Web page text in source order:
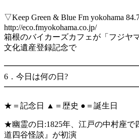
▽Keep Green & Blue Fm yokohama
http://eco.fmyokohama.co.jp/
箱根のバイカーズカフェが「フジヤ
文化遺産登録記念で
6．今日は何の日?
★＝記念日 ▲＝歴史 ●＝誕生日
★幽霊の日:1825年、江戸の中村座で
道四谷怪談』が初演